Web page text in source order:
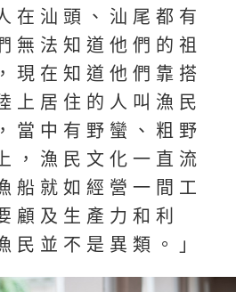
在汕頭、汕尾都有
無法知道他們的祖
現在知道他們靠搭
上居住的人叫漁民
當中有野蠻、粗野
，漁民文化一直流
船就如經營一間工
顧及生產力和利
民並不是異類。」